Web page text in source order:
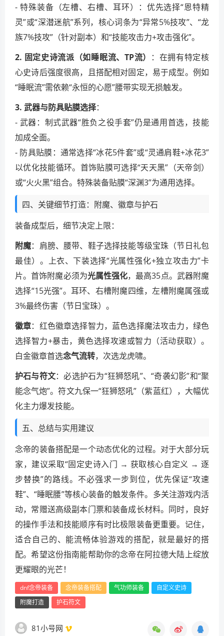
- 特殊装备（左槽、右槽、耳环）：优先选择“恩特精
灵”或“深潜迷航”系列，核心词条为“异常5%技攻”、“龙
族7%技攻”（针对副本）和“技能攻击力+攻击强化”。
2. 固定史诗流派（如睡眠流、TP流）
：在拥有特定核
心史诗后强度很高，且搭配相对固定，易于成型。例如
“睡眠流”需依赖“永恒的心愿”腰带实现无损触发。
3. 武器与防具贴膜选择：
- 武器：制式武器“胜负之役手套”仍是通用首选，技能
加成全面。
- 防具贴膜：通常选择“冰花5件套”或“灵通肩鞋+冰花3”
以优化技能循环。首饰贴膜可选择“天天黑”（天帝剑）
或“火火黑”组合。特殊装备贴膜“深渊3”为通用选择。
四、关键细节打造：附魔、徽章与护石
装备成型后，细节决定上限：
附魔：肩膀、腰带、鞋子选择技能等级宝珠（节日礼包
最佳）。上衣、下装选择“光属性强化+独立攻击力”卡
片。首饰附魔必须为光属性强化，最高35点。武器附魔
选择“15光强”。耳环、右槽附魔四维，左槽附魔属强或
3%最终伤害（节日宝珠）。
徽章：红色徽章选择智力，蓝色选择魔法攻击力，绿色
选择智力+暴击，黄色选择攻速或智力（活动获取）。
白金徽章首选念气流转，次选龙虎啸。
护石与符文：必选护石为“狂狮怒吼”、“奇袭幻影”和“聚
能念气炮”。符文九保一“狂狮怒吼”（紫蓝红），大幅优
化主力爆发技能。
五、总结与实用建议
念帝的装备搭配是一个动态优化的过程。对于大部分玩
家，建议采取“固定史诗入门 → 获取核心自定义 → 逐
步替换”的路线。不必强求一步到位，优先保证“攻速
鞋”、“睡眠腰”等核心装备的触发条件。多关注游戏内活
动，常赠送高级副本门票和装备成长材料。同时，良好
的操作手法和技能顺序有时比极限装备更重要。记住，
适合自己的、能流畅体验游戏的搭配，就是最好的搭
配。希望这份指南能帮助你的念帝在阿拉德大陆上绽放
更耀眼的光芒！
dnf念帝装备 念帝装备搭配 气功师装备
自定义史诗
附魔打造
护石符文
81小号网